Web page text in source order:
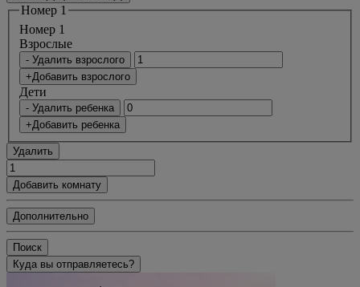
Номер 1
Номер 1
Bзрослые
- Удалить взрослого
+Добавить взрослого
Дети
- Удалить ребенка
+Добавить ребенка
Удалить
Добавить комнату
Дополнительно
Поиск
Куда вы отправляетесь?